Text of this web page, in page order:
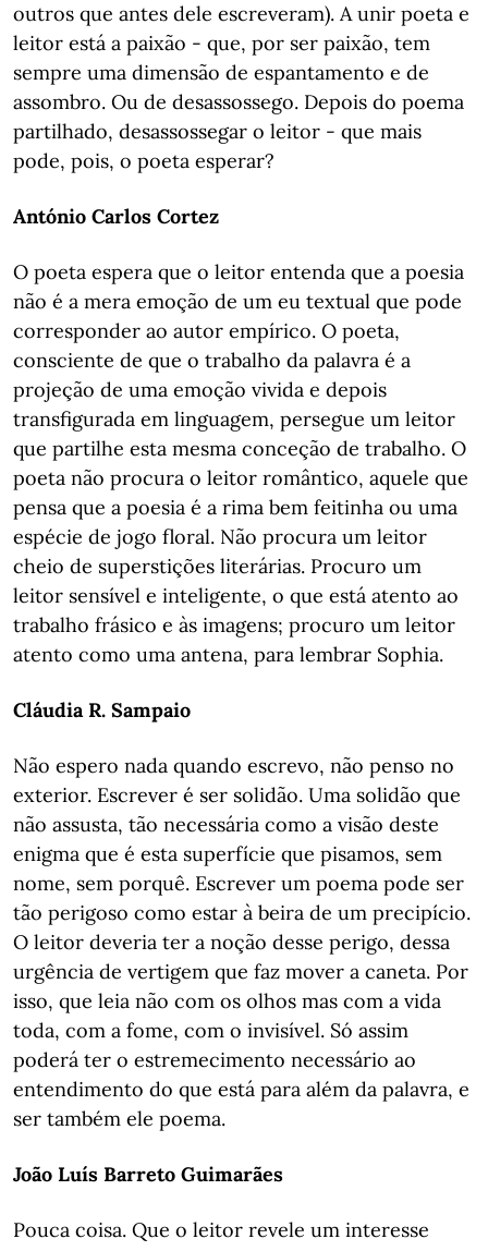
outros que antes dele escreveram). A unir poeta e
leitor está a paixão - que, por ser paixão, tem
sempre uma dimensão de espantamento e de
assombro. Ou de desassossego. Depois do poema
partilhado, desassossegar o leitor - que mais
pode, pois, o poeta esperar?
António Carlos Cortez
O poeta espera que o leitor entenda que a poesia
não é a mera emoção de um eu textual que pode
corresponder ao autor empírico. O poeta,
consciente de que o trabalho da palavra é a
projeção de uma emoção vivida e depois
transfigurada em linguagem, persegue um leitor
que partilhe esta mesma conceção de trabalho. O
poeta não procura o leitor romântico, aquele que
pensa que a poesia é a rima bem feitinha ou uma
espécie de jogo floral. Não procura um leitor
cheio de superstições literárias. Procuro um
leitor sensível e inteligente, o que está atento ao
trabalho frásico e às imagens; procuro um leitor
atento como uma antena, para lembrar Sophia.
Cláudia R. Sampaio
Não espero nada quando escrevo, não penso no
exterior. Escrever é ser solidão. Uma solidão que
não assusta, tão necessária como a visão deste
enigma que é esta superfície que pisamos, sem
nome, sem porquê. Escrever um poema pode ser
tão perigoso como estar à beira de um precipício.
O leitor deveria ter a noção desse perigo, dessa
urgência de vertigem que faz mover a caneta. Por
isso, que leia não com os olhos mas com a vida
toda, com a fome, com o invisível. Só assim
poderá ter o estremecimento necessário ao
entendimento do que está para além da palavra, e
ser também ele poema.
João Luís Barreto Guimarães
Pouca coisa. Que o leitor revele um interesse